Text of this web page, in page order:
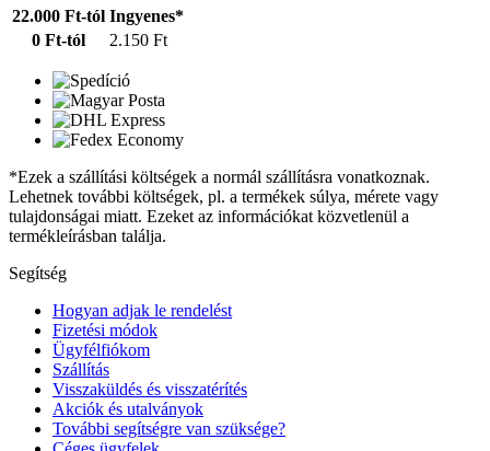
22.000 Ft-tól Ingyenes*
0 Ft-tól
2.150 Ft
*Ezek a szállítási költségek a normál szállításra vonatkoznak.
Lehetnek további költségek, pl. a termékek súlya, mérete vagy
tulajdonságai miatt. Ezeket az információkat közvetlenül a
termékleírásban találja.
Segítség
Hogyan adjak le rendelést
Fizetési módok
Ügyfélfiókom
Szállítás
Visszaküldés és visszatérítés
Akciók és utalványok
További segítségre van szüksége?